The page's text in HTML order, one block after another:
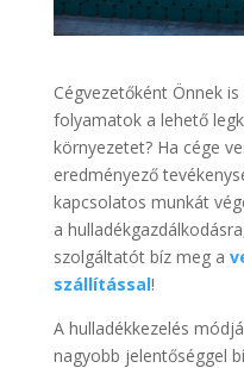
Cégvezetőként Önnek
folyamatok a lehető
környezetet? Ha cége
eredményező
kapcsolatos munkát
a
szolgáltatót bíz meg a
szállítással!
A hulladékkezelés
nagyobb jelentőséggel